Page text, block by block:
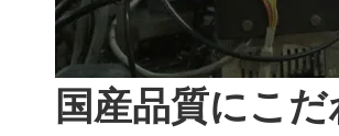
国産品質にこ